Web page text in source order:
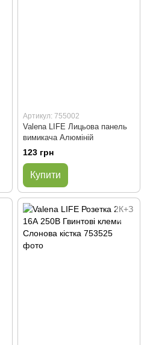
Артикул: 755002
Valena LIFE Лицьова панель
вимикача Алюміній
123 грн
Купити